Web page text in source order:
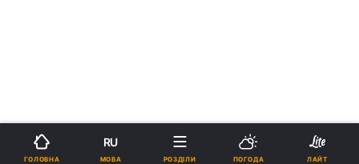
ГОЛОВНА
RU
МОВА РОЗДІЛИ ПОГОДА ЛАЙТ